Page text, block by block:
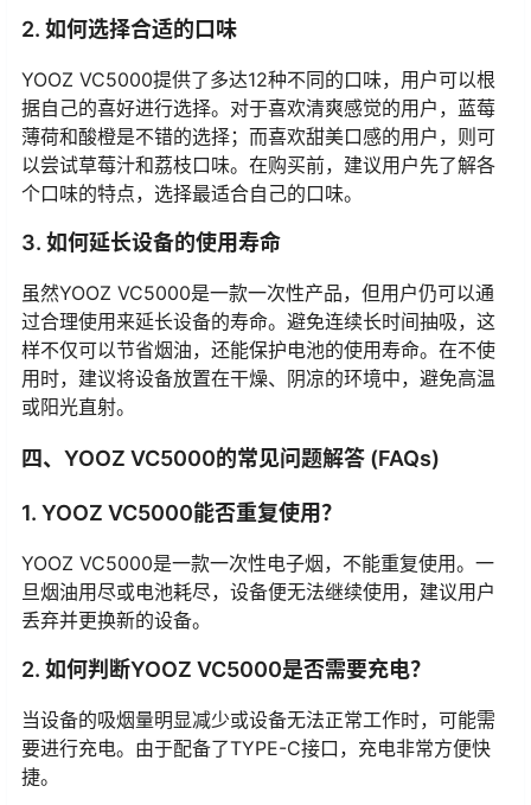
2. 如何选择合适的口味
YOOZ VC5000提供了多达12种不同的口味，用户可以根
据自己的喜好进行选择。对于喜欢清爽感觉的用户，蓝莓
薄荷和酸橙是不错的选择；而喜欢甜美口感的用户，则可
以尝试草莓汁和荔枝口味。在购买前，建议用户先了解各
个口味的特点，选择最适合自己的口味。
3. 如何延长设备的使用寿命
虽然YOOZ VC5000是一款一次性产品，但用户仍可以通
过合理使用来延长设备的寿命。避免连续长时间抽吸，这
样不仅可以节省烟油，还能保护电池的使用寿命。在不使
用时，建议将设备放置在干燥、阴凉的环境中，避免高温
或阳光直射。
四、YOOZ VC5000的常见问题解答 (FAQs)
1. YOOZ VC5000能否重复使用？
YOOZ VC5000是一款一次性电子烟，不能重复使用。一
旦烟油用尽或电池耗尽，设备便无法继续使用，建议用户
丢弃并更换新的设备。
2. 如何判断YOOZ VC5000是否需要充电？
当设备的吸烟量明显减少或设备无法正常工作时，可能需
要进行充电。由于配备了TYPE-C接口，充电非常方便快
捷。